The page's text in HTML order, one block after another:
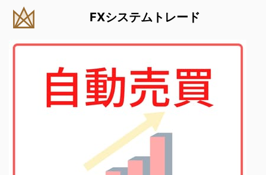
FXシステムトレード